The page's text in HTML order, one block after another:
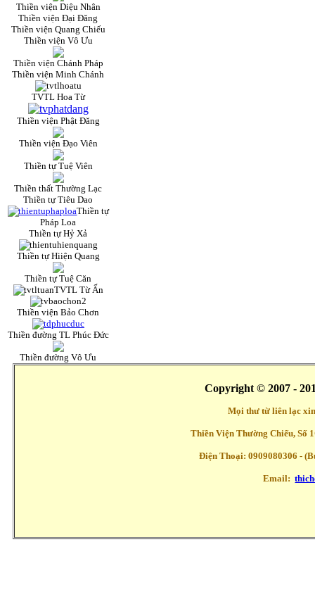
Thiền viện Diệu Nhân
Thiền viện Đại Đăng
Thiền viện Quang Chiếu
Thiền viện Vô Ưu
Thiền viện Chánh Pháp
Thiền viện Minh Chánh
TVTL Hoa Từ
Thiền viện Phật Đăng
Thiền viện Đạo Viên
Thiền tự Tuệ Viên
Thiền thất Thường Lạc
Thiền tự Tiêu Dao
Thiền tự
Pháp Loa
Thiền tự Hỷ Xả
Thiền tự Hiiện Quang
Thiền tự Tuệ Căn
TVTL Từ Ấn
Thiền viện Bảo Chơn
Thiền đường TL Phúc Đức
Thiền đường Vô Ưu
Copyright © 2007 -
Mọi thư từ liên lạc
Thiền Viện Thường Chiếu, Số
Điện Thoại: 0909080306 -
Email: